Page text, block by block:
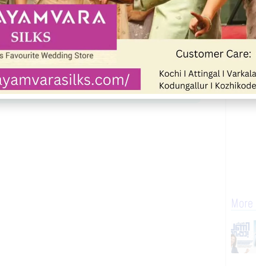
group Join WhatsApp Community